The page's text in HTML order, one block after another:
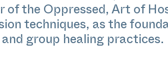
of the Oppressed, Art of
techniques, as the
and group healing practices.